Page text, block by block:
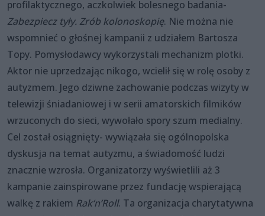
profilaktycznego, aczkolwiek bolesnego badania-
Zabezpiecz tyły. Zrób kolonoskopię. Nie można nie
wspomnieć o głośnej kampanii z udziałem Bartosza
Topy. Pomysłodawcy wykorzystali mechanizm plotki.
Aktor nie uprzedzając nikogo, wcielił się w rolę osoby z
autyzmem. Jego dziwne zachowanie podczas wizyty w
telewizji śniadaniowej i w serii amatorskich filmików
wrzuconych do sieci, wywołało spory szum medialny.
Cel został osiągnięty- wywiązała się ogólnopolska
dyskusja na temat autyzmu, a świadomość ludzi
znacznie wzrosła. Organizatorzy wyświetlili aż 3
kampanie zainspirowane przez fundację wspierającą
walkę z rakiem Rak‘n’Roll. Ta organizacja charytatywna